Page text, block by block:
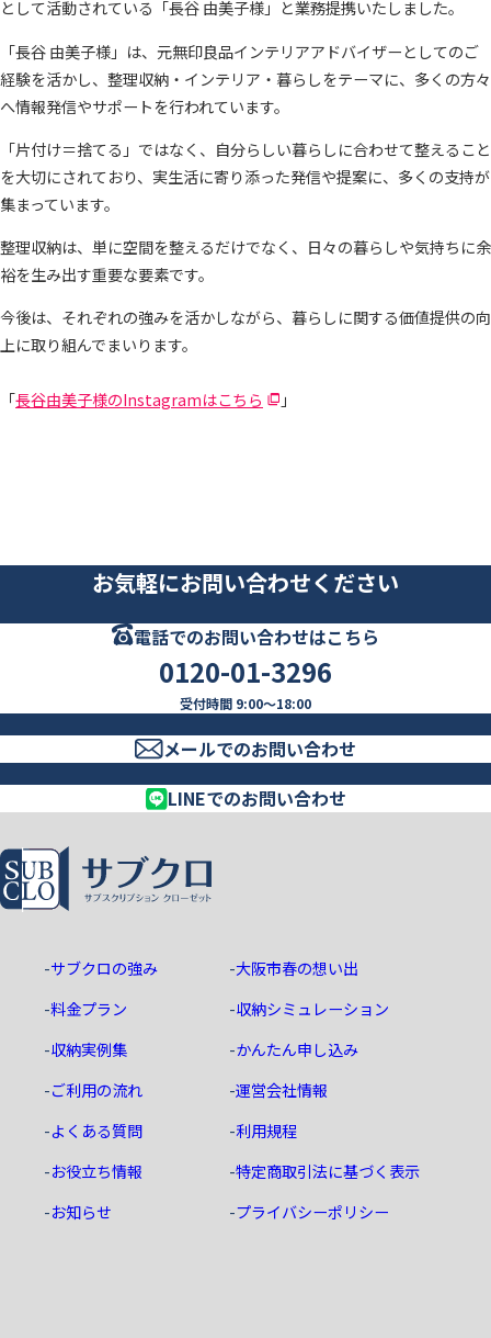
として活動されている「長谷 由美子様」と業務提携いたしました。
「長谷 由美子様」は、元無印良品インテリアアドバイザーとしてのご
経験を活かし、整理収納・インテリア・暮らしをテーマに、多くの方々
へ情報発信やサポートを行われています。
「片付け＝捨てる」ではなく、自分らしい暮らしに合わせて整えること
を大切にされており、実生活に寄り添った発信や提案に、多くの支持が
集まっています。
整理収納は、単に空間を整えるだけでなく、日々の暮らしや気持ちに余
裕を生み出す重要な要素です。
今後は、それぞれの強みを活かしながら、暮らしに関する価値提供の向
上に取り組んでまいります。
「長谷由美子様のInstagramはこちら 」
お気軽にお問い合わせください
電話でのお問い合わせはこちら
0120-01-3296
受付時間 9:00～18:00
メールでのお問い合わせ
LINEでのお問い合わせ
サブクロの強み
料金プラン
収納実例集
ご利用の流れ
よくある質問
お役立ち情報
お知らせ
大阪市春の想い出
収納シミュレーション
かんたん申し込み
運営会社情報
利用規程
特定商取引法に基づく表示
プライバシーポリシー